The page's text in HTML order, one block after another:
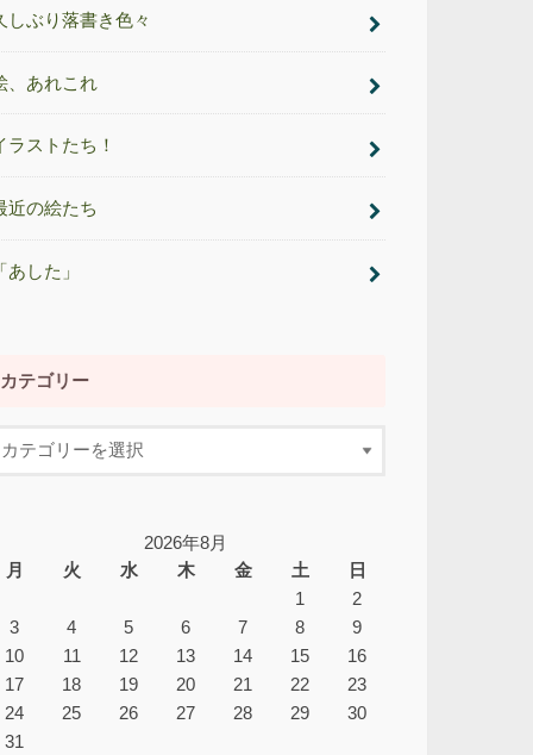
しぶり落書き色々
、あれこれ
ラストたち！
近の絵たち
あした」
カテゴリー
2026年8月
月
火 水 木 金 土
日
1
2
3
4 5 6 7 8
9
10
11 12 13 14 15
16
17
18 19 20 21 22
23
24
25 26 27 28 29
30
31